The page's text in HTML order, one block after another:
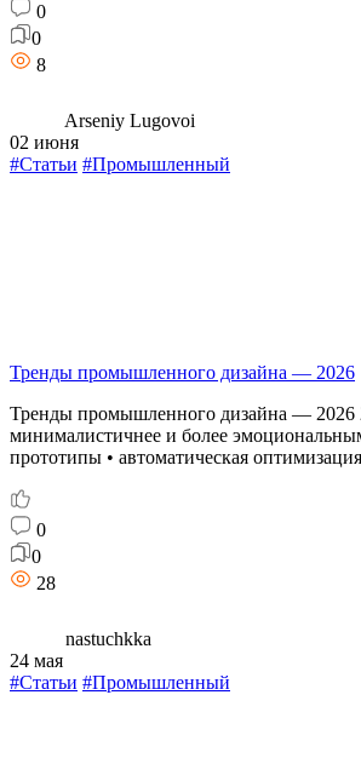
0
0
8
Arseniy Lugovoi
02 июня
#Статьи #Промышленный
Тренды промышленного дизайна — 2026
Тренды промышленного дизайна — 2026
минималистичнее и более
прототипы • автоматическая
0
0
28
nastuchkka
24 мая
#Статьи #Промышленный